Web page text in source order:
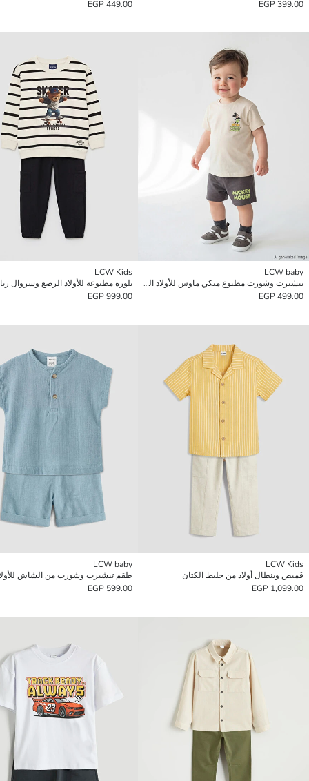
399.00 EGP
449.00 EGP
LCW baby
تيشيرت وشورت مطبوع ميكي ماوس للأولاد الرضع
499.00 EGP
LCW Kids
بلوزة مطبوعة للأولاد الرضع وسروال
999.00 EGP
LCW Kids
قميص وبنطال أولاد من خليط الكتان
1,099.00 EGP
LCW baby
طقم تيشيرت وشورت من الشاش
599.00 EGP